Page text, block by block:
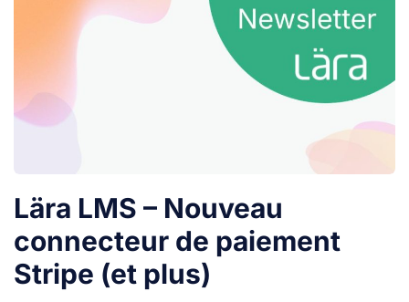
Lära LMS – Nouveau
connecteur de paiement
Stripe (et plus)